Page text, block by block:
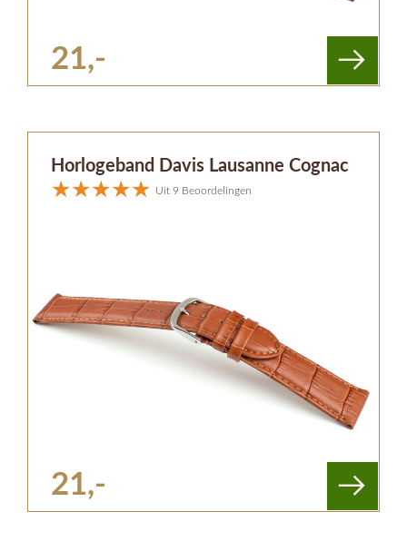
21,-
Horlogeband Davis Lausanne Cognac
Uit 9 Beoordelingen
21,-